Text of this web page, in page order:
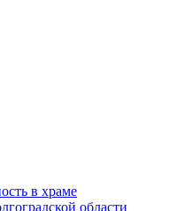
в храме
области